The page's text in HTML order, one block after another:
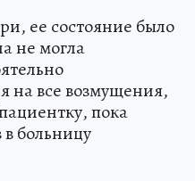
ее состояние было
не могла
на все возмущения,
пока
больницу